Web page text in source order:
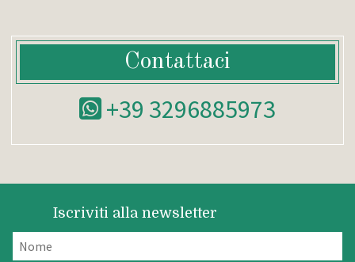
Contattaci
+39 3296885973
Iscriviti alla newsletter